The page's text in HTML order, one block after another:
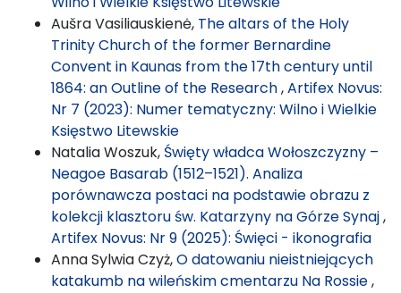
Aušra Vasiliauskienė, The altars of the Holy
Trinity Church of the former Bernardine
Convent in Kaunas from the 17th century until
1864: an Outline of the Research,Artifex Novus:
Nr 7 (2023): Numer tematyczny: Wilno i Wielkie
Księstwo Litewskie
Natalia Woszuk, Święty władca Wołoszczyzny –
Neagoe Basarab (1512–1521). Analiza
porównawcza postaci na podstawie obrazu z
kolekcji klasztoru św. Katarzyny na Górze Synaj,
Artifex Novus: Nr 9 (2025): Święci - ikonografia
Anna Sylwia Czyż,O datowaniu nieistniejących
katakumb na wileńskim cmentarzu Na Rossie,